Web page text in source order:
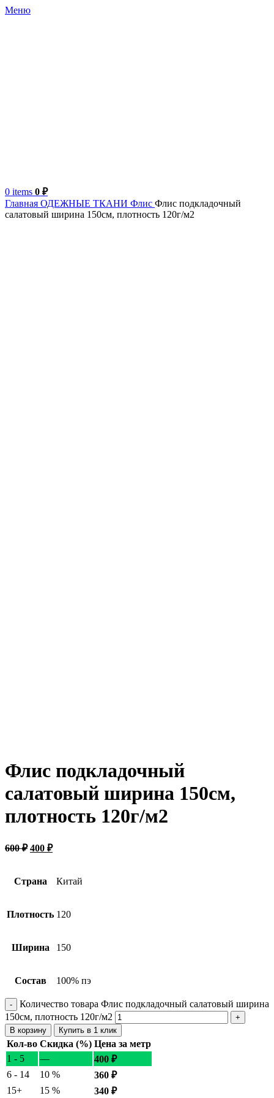
Меню
0 items 0 ₽
Главная ОДЕЖНЫЕ ТКАНИ Флис Флис подкладочный
салатовый ширина 150см, плотность 120г/м2
Флис подкладочный
салатовый ширина 150см,
плотность 120г/м2
600₽ 400 ₽
Страна Китай
Плотность 120
Ширина 150
Состав 100% пэ
Количество товара Флис подкладочный салатовый ширина
150см, плотность 120г/м2
В корзину Купить в 1 клик
Кол-во Скидка (%) Цена за метр
1 - 5
— 400 ₽
6 - 14
10 % 360 ₽
15+
15 % 340 ₽